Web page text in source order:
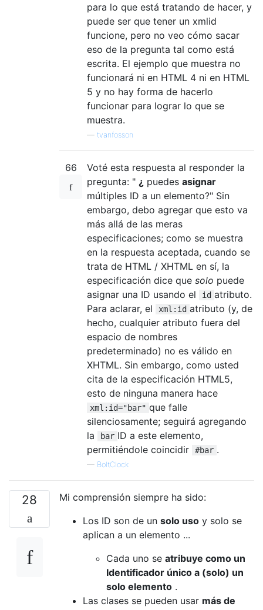
para lo que está tratando de hacer, y
puede ser que tener un xmlid
funcione, pero no veo cómo sacar
eso de la pregunta tal como está
escrita. El ejemplo que muestra no
funcionará ni en HTML 4 ni en HTML
5 y no hay forma de hacerlo
funcionar para lograr lo que se
muestra.
tvanfosson
66
Voté esta respuesta al responder la
pregunta: " ¿ puedes asignar
múltiples ID a un elemento?" Sin
embargo, debo agregar que esto va
más allá de las meras
especificaciones; como se muestra
en la respuesta aceptada, cuando se
trata de HTML / XHTML en sí, la
especificación dice que solo puede
asignar una ID usando el
id atributo.
Para aclarar, el
xml:id atributo (y, de
hecho, cualquier atributo fuera del
espacio de nombres
predeterminado) no es válido en
XHTML. Sin embargo, como usted
cita de la especificación HTML5,
esto de ninguna manera hace
xml:id="bar" que falle
silenciosamente; seguirá agregando
la
bar ID a este elemento,
permitiéndole coincidir
#bar .
— BoltClock
28
Mi comprensión siempre ha sido:
Los ID son de un solo uso y solo se
aplican a un elemento ...
Cada uno se atribuye como un
Identificador único a (solo) un
solo elemento .
Las clases se pueden usar más de